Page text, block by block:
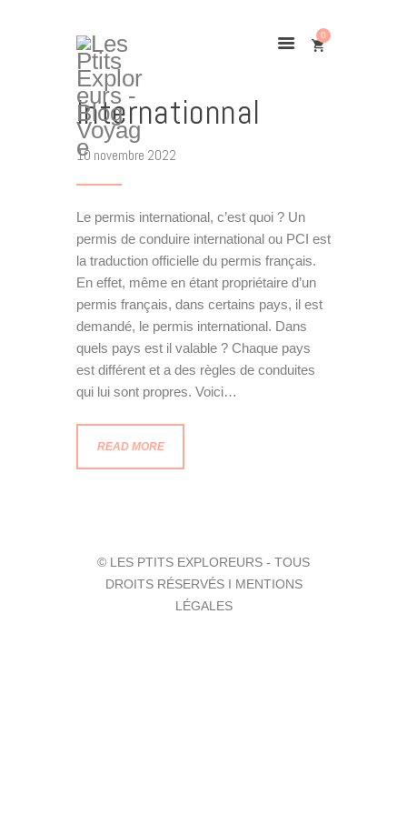
0
Home
TOUR DU MONDE
Destinations
Bons Plans
À PROPOS
CONTACT
GALERIE
Permis
Internationnal
10 novembre 2022
Le permis international, c’est quoi ? Un
permis de conduire international ou PCI est
la traduction officielle du permis français.
En effet, même en étant propriétaire d’un
permis français, dans certains pays, il est
demandé, le permis international. Dans
quels pays est il valable ? Chaque pays
est différent et a des règles de conduites
qui lui sont propres. Voici…
READ MORE
© LES PTITS EXPLOREURS - TOUS
DROITS RÉSERVÉS I MENTIONS
LÉGALES